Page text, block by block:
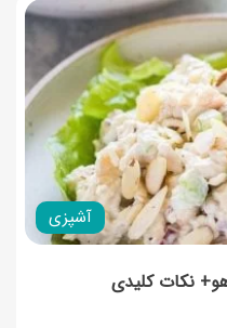
آشپزی
نکات کلیدی